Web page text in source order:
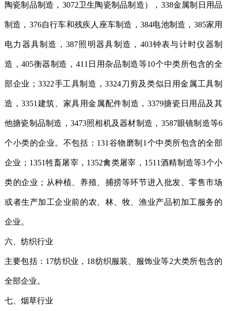
陶瓷制品制造，3072卫生陶瓷制品制造），338金属制日用品
制造，376自行车和残疾人座车制造，384电池制造，385家用
电力器具制造，387照明器具制造，403钟表与计时仪器制
造，405衡器制造，411日用杂品制造等10个中类所包含的全
部企业；3322手工具制造，3324刀剪及类似日用金属工具制
造，3351建筑、家具用金属配件制造，3379搪瓷日用品及其
他搪瓷制品制造，3473照相机及器材制造，3587眼镜制造等6
个小类的企业。不包括：131谷物磨制1个中类所包含的全部
企业；1351牲畜屠宰，1352禽类屠宰，1511酒精制造等3个小
类的企业；从种植、养殖、捕捞等环节进入批发、零售市场
或者生产加工企业前的农、林、牧、渔业产品初加工服务的
企业。
六、纺织行业
主要包括：17纺织业，18纺织服装、服饰业等2大类所包含的
全部企业。
七、烟草行业